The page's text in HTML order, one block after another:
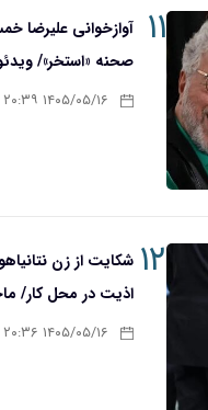
۱۱
آوازخوانی علیرضا
صحنه «استخر»/
۱۴۰۵/۰۵/۱۶ ۲۰:۳۹
۱۲ شکایت از زن
اذیت در محل کار/
۱۴۰۵/۰۵/۱۶ ۲۰:۳۶